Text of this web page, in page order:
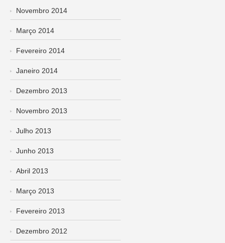
Novembro 2014
Março 2014
Fevereiro 2014
Janeiro 2014
Dezembro 2013
Novembro 2013
Julho 2013
Junho 2013
Abril 2013
Março 2013
Fevereiro 2013
Dezembro 2012